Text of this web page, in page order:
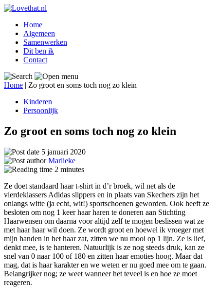
Home
Algemeen
Samenwerken
Dit ben ik
Contact
Home | Zo groot en soms toch nog zo klein
Kinderen
Persoonlijk
Zo groot en soms toch nog zo klein
5 januari 2020
Marlieke
2 minutes
Ze doet standaard haar t-shirt in d’r broek, wil net als de
vierdeklassers Adidas slippers en in plaats van Skechers zijn het
onlangs witte (ja echt, wit!) sportschoenen geworden. Ook heeft ze
besloten om nog 1 keer haar haren te doneren aan Stichting
Haarwensen om daarna voor altijd zelf te mogen beslissen wat ze
met haar haar wil doen. Ze wordt groot en hoewel ik vroeger met
mijn handen in het haar zat, zitten we nu mooi op 1 lijn. Ze is lief,
denkt mee, is te hanteren. Natuurlijk is ze nog steeds druk, kan ze
snel van 0 naar 100 of 180 en zitten haar emoties hoog. Maar dat
mag, dat is haar karakter en we weten er nu goed mee om te gaan.
Belangrijker nog; ze weet wanneer het teveel is en hoe ze moet
reageren.